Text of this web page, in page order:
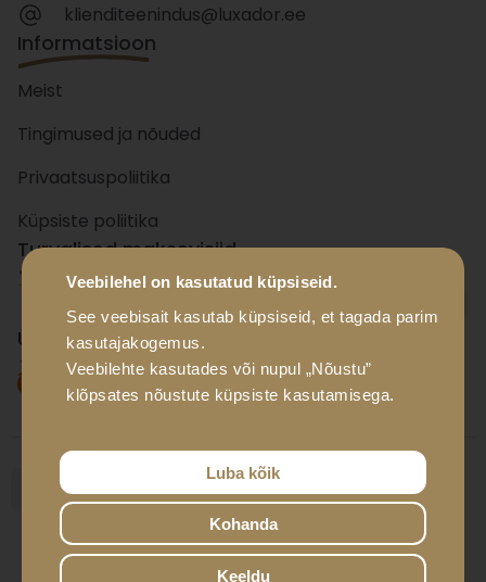
Veebilehel on kasutatud küpsiseid.
See veebisait kasutab küpsiseid, et tagada parim
kasutajakogemus.
Veebilehte kasutades või nupul „Nõustu”
klõpsates nõustute küpsiste kasutamisega.
Luba kõik
Kohanda
Keeldu
klienditeenindus@luxador.ee
Informatsioon
Meist
Tingimused ja nõuded
Privaatsuspoliitika
Küpsiste poliitika
Turvalised maksevisiid
panka
Usaldusväärsed tarnevisiid
© Luxador Eesti OÜ, 2026
Developed byIt Solutions Group